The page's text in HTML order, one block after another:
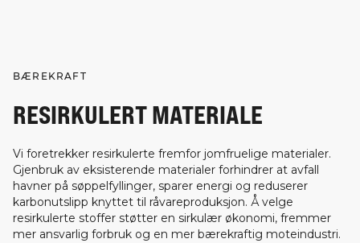
BÆREKRAFT
RESIRKULERT MATERIALE
Vi foretrekker resirkulerte fremfor jomfruelige materialer.
Gjenbruk av eksisterende materialer forhindrer at avfall
havner på søppelfyllinger, sparer energi og reduserer
karbonutslipp knyttet til råvareproduksjon. Å velge
resirkulerte stoffer støtter en sirkulær økonomi, fremmer
mer ansvarlig forbruk og en mer bærekraftig moteindustri.